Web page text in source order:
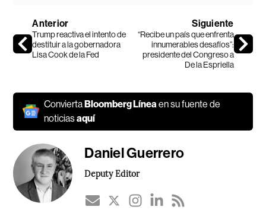
Anterior
Trump reactiva el intento de
destituir a la gobernadora
Lisa Cook de la Fed
Siguiente
“Recibe un país que enfrenta
innumerables desafíos”:
presidente del Congreso a
De la Espriella
ConviertaBloomberg Línea en su fuente de
noticiasaquí
Daniel Guerrero
Deputy Editor